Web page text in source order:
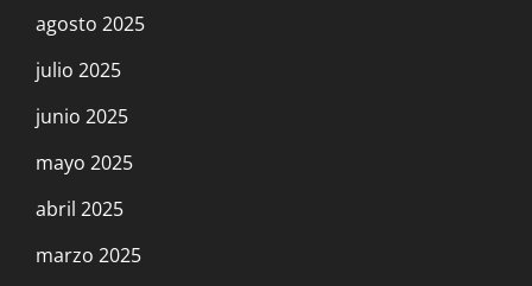
agosto 2025
julio 2025
junio 2025
mayo 2025
abril 2025
marzo 2025